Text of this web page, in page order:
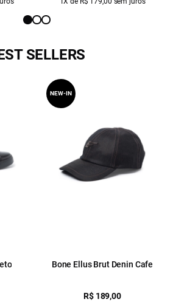
SELLERS
Bone Ellus Brut Denin Cafe
R$ 189,00
NEW-IN